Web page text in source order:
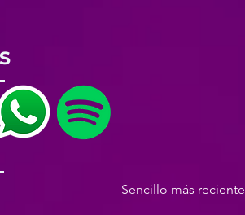
Sencillo más reciente